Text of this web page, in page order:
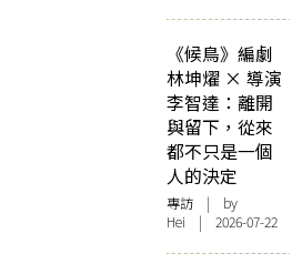
《候鳥》編劇
林坤燿 × 導演
李智達：離開
與留下，從來
都不只是一個
人的決定
專訪 | by
Hei | 2026-07-22